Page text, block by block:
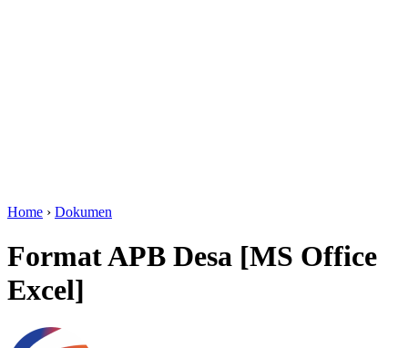
Home › Dokumen
Format APB Desa [MS Office
Excel]